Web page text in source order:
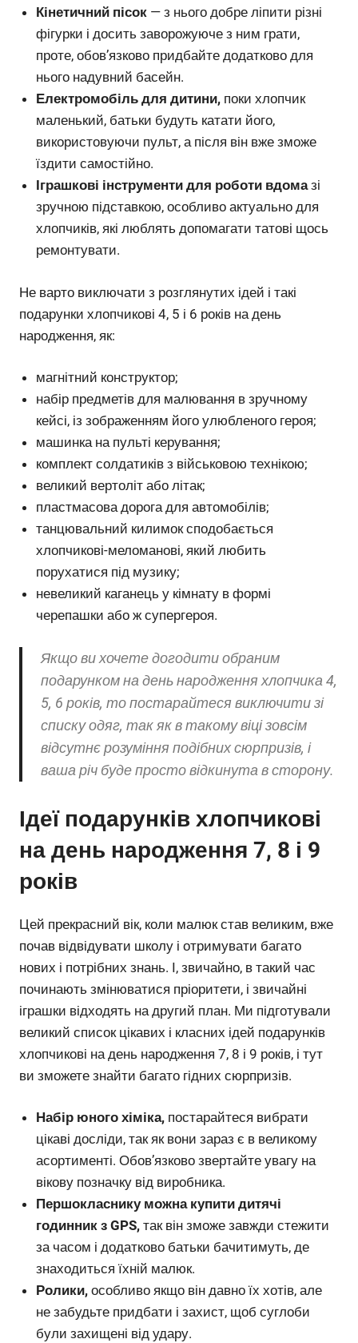
Кінетичний пісок — з нього добре ліпити різні
фігурки і досить заворожуюче з ним грати,
проте, обов’язково придбайте додатково для
нього надувний басейн.
Електромобіль для дитини, поки хлопчик
маленький, батьки будуть катати його,
використовуючи пульт, а після він вже зможе
їздити самостійно.
Іграшкові інструменти для роботи вдомазі
зручною підставкою, особливо актуально для
хлопчиків, які люблять допомагати татові щось
ремонтувати.
Не варто виключати з розглянутих ідей і такі
подарунки хлопчикові 4, 5 і 6 років на день
народження, як:
магнітний конструктор;
набір предметів для малювання в зручному
кейсі, із зображенням його улюбленого героя;
машинка на пульті керування;
комплект солдатиків з військовою технікою;
великий вертоліт або літак;
пластмасова дорога для автомобілів;
танцювальний килимок сподобається
хлопчикові-меломанові, який любить
порухатися під музику;
невеликий каганець у кімнату в формі
черепашки або ж супергероя.
Якщо ви хочете догодити обраним
подарунком на день народження хлопчика 4,
5, 6 років, то постарайтеся виключити зі
списку одяг, так як в такому віці зовсім
відсутнє розуміння подібних сюрпризів, і
ваша річ буде просто відкинута в сторону.
Ідеї ​​подарунків хлопчикові
на день народження 7, 8 і 9
років
Цей прекрасний вік, коли малюк став великим, вже
почав відвідувати школу і отримувати багато
нових і потрібних знань. І, звичайно, в такий час
починають змінюватися пріоритети, і звичайні
іграшки відходять на другий план. Ми підготували
великий список цікавих і класних ідей подарунків
хлопчикові на день народження 7, 8 і 9 років, і тут
ви зможете знайти багато гідних сюрпризів.
Набір юного хіміка, постарайтеся вибрати
цікаві досліди, так як вони зараз є в великому
асортименті. Обов’язково звертайте увагу на
вікову позначку від виробника.
Першокласнику можна купити дитячі
годинник з GPS, так він зможе завжди стежити
за часом і додатково батьки бачитимуть, де
знаходиться їхній малюк.
Ролики, особливо якщо він давно їх хотів, але
не забудьте придбати і захист, щоб суглоби
були захищені від удару.